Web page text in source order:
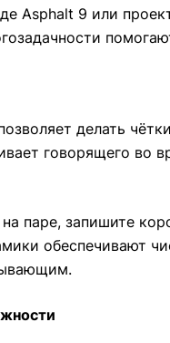
Asphalt 9 или
делать
говорящего во
паре, запишите
обеспечивают